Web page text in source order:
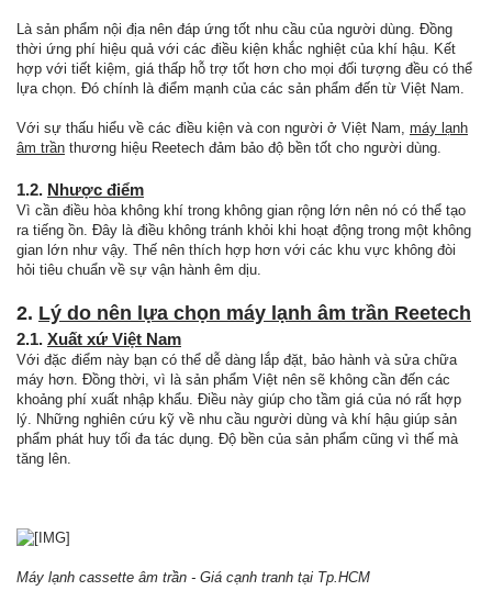
Là sản phẩm nội địa nên đáp ứng tốt nhu cầu của người dùng. Đồng
thời ứng phí hiệu quả với các điều kiện khắc nghiệt của khí hậu. Kết
hợp với tiết kiệm, giá thấp hỗ trợ tốt hơn cho mọi đối tượng đều có thể
lựa chọn. Đó chính là điểm mạnh của các sản phẩm đến từ Việt Nam.
Với sự thấu hiểu về các điều kiện và con người ở Việt Nam, máy lạnh
âm trần thương hiệu Reetech đảm bảo độ bền tốt cho người dùng.
1.2. Nhược điểm
Vì cần điều hòa không khí trong không gian rộng lớn nên nó có thể tạo
ra tiếng ồn. Đây là điều không tránh khỏi khi hoạt động trong một không
gian lớn như vậy. Thế nên thích hợp hơn với các khu vực không đòi
hỏi tiêu chuẩn về sự vận hành êm dịu.
2. Lý do nên lựa chọn máy lạnh âm trần Reetech
2.1. Xuất xứ Việt Nam
Với đặc điểm này bạn có thể dễ dàng lắp đặt, bảo hành và sửa chữa
máy hơn. Đồng thời, vì là sản phẩm Việt nên sẽ không cần đến các
khoảng phí xuất nhập khẩu. Điều này giúp cho tầm giá của nó rất hợp
lý. Những nghiên cứu kỹ về nhu cầu người dùng và khí hậu giúp sản
phẩm phát huy tối đa tác dụng. Độ bền của sản phẩm cũng vì thế mà
tăng lên.
Máy lạnh cassette âm trần - Giá cạnh tranh tại Tp.HCM